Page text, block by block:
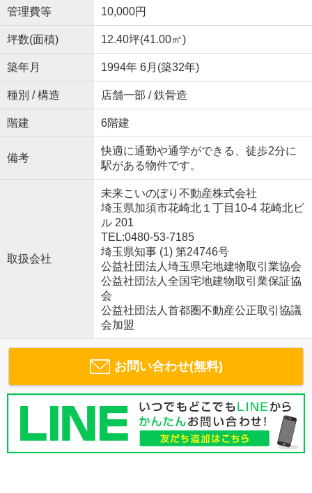
管理費等 10,000円
坪数(面積) 12.40坪(41.00㎡)
築年月 1994年 6月(築32年)
種別 / 構造 店舗一部 / 鉄骨造
階建 6階建
備考
快適に通勤や通学ができる、徒歩2分に
駅がある物件です。
取扱会社
未来こいのぼり不動産株式会社
埼玉県加須市花崎北１丁目10-4 花崎北ビ
ル 201
TEL:0480-53-7185
埼玉県知事 (1) 第24746号
公益社団法人埼玉県宅地建物取引業協会
公益社団法人全国宅地建物取引業保証協
会
公益社団法人首都圏不動産公正取引協議
会加盟
お問い合わせ(無料)